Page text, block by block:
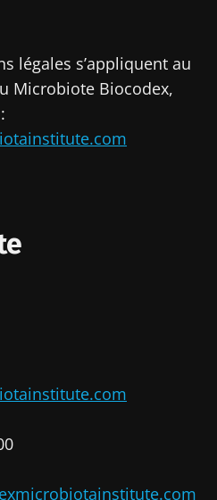
légales s’appliquent au
Microbiote Biocodex,